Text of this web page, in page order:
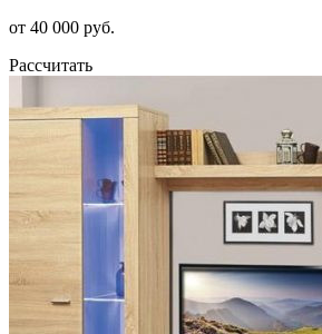
от 40 000 руб.
Рассчитать